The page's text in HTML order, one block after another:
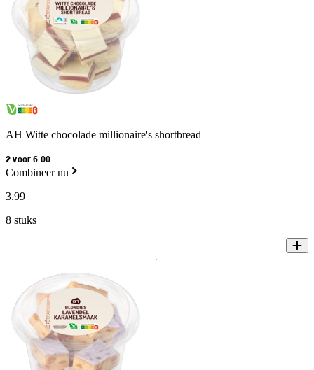
AH Witte chocolade millionaire's shortbread
2 voor 6.00
Combineer nu
3.99
8 stuks